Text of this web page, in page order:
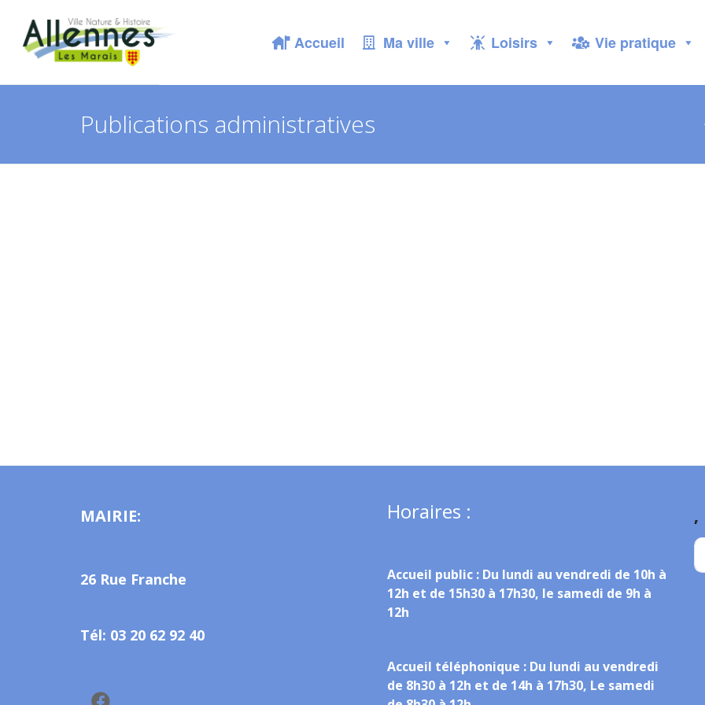
Accueil Ma ville Loisirs Vie pratique
Publications administratives
MAIRIE:
26 Rue Franche
Tél: 03 20 62 92 40
Horaires :
Accueil public : Du lundi au vendredi de 10h à
12h et de 15h30 à 17h30, le samedi de 9h à
12h
Accueil téléphonique : Du lundi au vendredi
de 8h30 à 12h et de 14h à 17h30, Le samedi
,